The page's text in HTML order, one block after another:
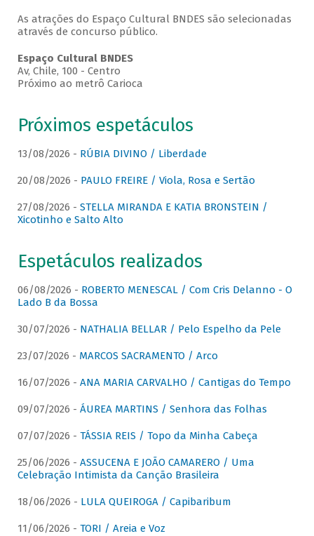
As atrações do Espaço Cultural BNDES são selecionadas
através de concurso público.
Espaço Cultural BNDES
Av, Chile, 100 - Centro
Próximo ao metrô Carioca
Próximos espetáculos
13/08/2026 - RÚBIA DIVINO / Liberdade
20/08/2026 - PAULO FREIRE / Viola, Rosa e Sertão
27/08/2026 - STELLA MIRANDA E KATIA BRONSTEIN /
Xicotinho e Salto Alto
Espetáculos realizados
06/08/2026 - ROBERTO MENESCAL / Com Cris Delanno - O
Lado B da Bossa
30/07/2026 - NATHALIA BELLAR / Pelo Espelho da Pele
23/07/2026 - MARCOS SACRAMENTO / Arco
16/07/2026 - ANA MARIA CARVALHO / Cantigas do Tempo
09/07/2026 - ÁUREA MARTINS / Senhora das Folhas
07/07/2026 - TÁSSIA REIS / Topo da Minha Cabeça
25/06/2026 - ASSUCENA E JOÃO CAMARERO / Uma
Celebração Intimista da Canção Brasileira
18/06/2026 - LULA QUEIROGA / Capibaribum
11/06/2026 - TORI / Areia e Voz